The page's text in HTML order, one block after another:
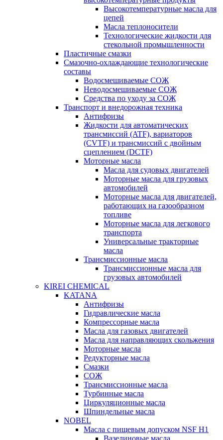
Высокотемпературные масла для
цепей
Масла теплоносители
Технологические жидкости для
стекольной промышленности
Пластичные смазки
Смазочно-охлаждающие технологические
составы
Водосмешиваемые СОЖ
Неводосмешиваемые СОЖ
Средства по уходу за СОЖ
Транспорт и внедорожная техника
Антифризы
Жидкости для автоматических
трансмиссий (ATF), вариаторов
(CVTF) и трансмиссий с двойным
сцеплением (DCTF)
Моторные масла
Масла для судовых двигателей
Моторные масла для грузовых
автомобилей
Моторные масла для двигателей,
работающих на газообразном
топливе
Моторные масла для легкового
транспорта
Универсальные тракторные
масла
Трансмиссионные масла
Трансмиссионные масла для
грузовых автомобилей
KIREI CHEMICAL
KATANA
Антифризы
Гидравлические масла
Компрессорные масла
Масла для газовых двигателей
Масла для направляющих скольжения
Моторные масла
Редукторные масла
Смазки
СОЖ
Трансмиссионные масла
Турбинные масла
Циркуляционные масла
Шпиндельные масла
NOBEL
Масла с пищевым допуском NSF H1
Вазелиновые масла